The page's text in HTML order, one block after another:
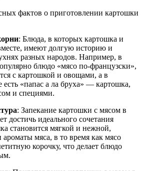
фактов о приготовлении картошки
: Блюда, в которых картошка и
имеют долгую историю и
разных народов. Например, в
блюдо «мясо по-французски»,
с картошкой и овощами, а в
есть «папас а ла бруха» — картошка,
и специями.
: Запекание картошки с мясом в
достичь идеального сочетания
становится мягкой и нежной,
мяса, в то время как мясо
корочку, что делает блюдо